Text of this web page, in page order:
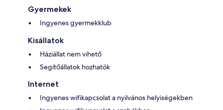
Gyermekek
Ingyenes gyermekklub
Kisállatok
Háziállat nem vihető
Segítőállatok hozhatók
Internet
Ingyenes wifikapcsolat a nyilvános helyiségekben